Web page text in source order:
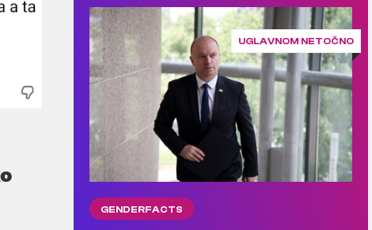
UGLAVNOM NETOČNO
GENDERFACTS